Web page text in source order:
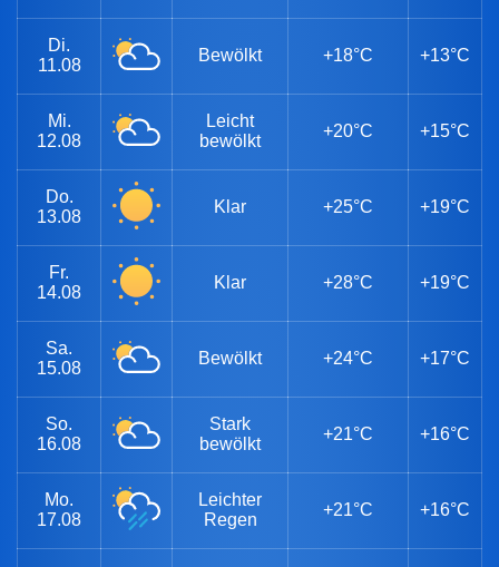
Di.
11.08
Bewölkt +18°C +13°C
Mi.
12.08
Leicht
bewölkt
+20°C +15°C
Do.
13.08
Klar +25°C +19°C
Fr.
14.08
Klar +28°C +19°C
Sa.
15.08
Bewölkt +24°C +17°C
So.
16.08
Stark
bewölkt
+21°C +16°C
Mo.
17.08
Leichter
Regen
+21°C +16°C